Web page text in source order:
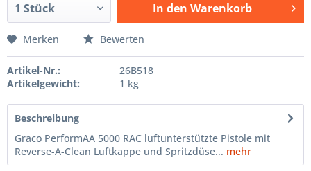
In den Warenkorb
Merken Bewerten
Artikel-Nr.:
26B518
Artikelgewicht:
1 kg
Beschreibung
Graco PerformAA 5000 RAC luftunterstützte Pistole mit
Reverse-A-Clean Luftkappe und Spritzdüse... mehr